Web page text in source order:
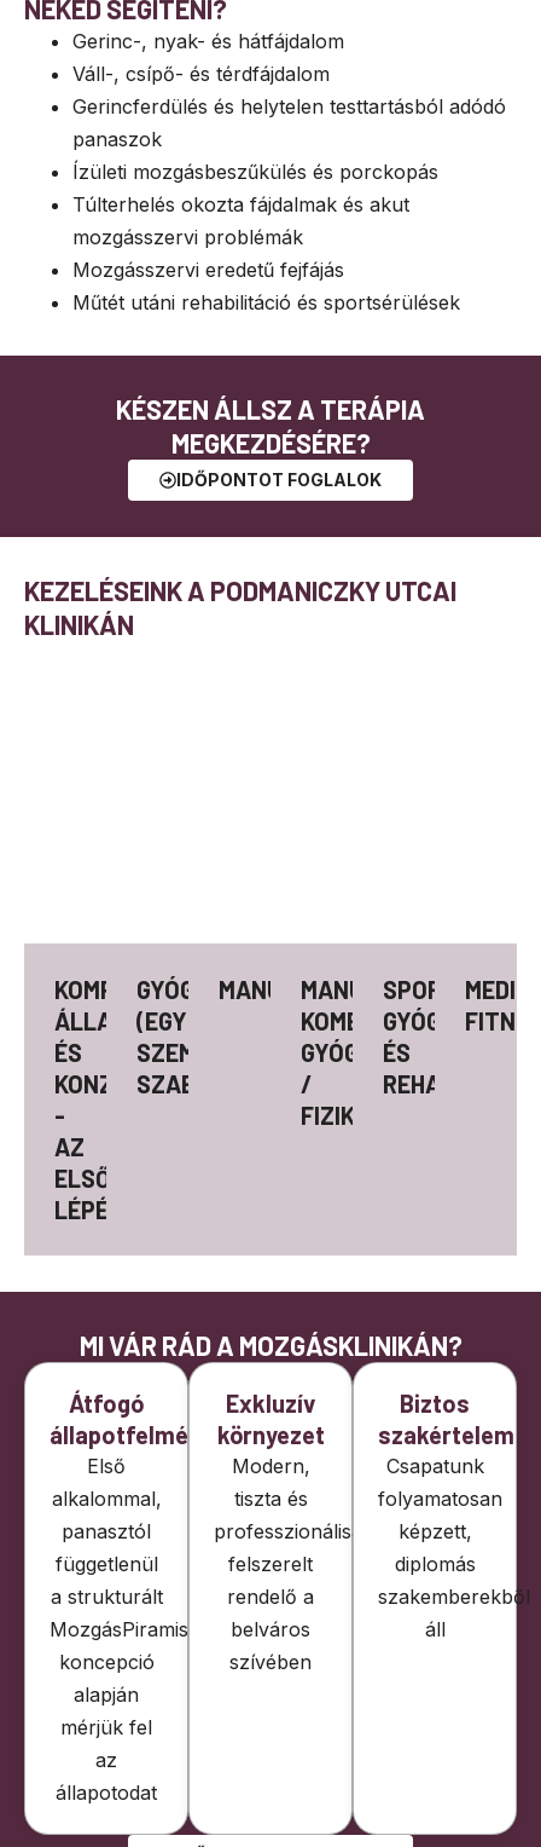
NEKED SEGÍTENI?
Gerinc-, nyak- és hátfájdalom
Váll-, csípő- és térdfájdalom
Gerincferdülés és helytelen testtartásból adódó
panaszok
Ízületi mozgásbeszűkülés és porckopás
Túlterhelés okozta fájdalmak és akut
mozgásszervi problémák
Mozgásszervi eredetű fejfájás
Műtét utáni rehabilitáció és sportsérülések
KÉSZEN ÁLLSZ A TERÁPIA
MEGKEZDÉSÉRE?
IDŐPONTOT FOGLALOK
KEZELÉSEINK A PODMANICZKY UTCAI
KLINIKÁN
KOMPLEX
ÁLLAPOTFELMÉRÉS
ÉS
KONZULTÁCIÓ
-
AZ
ELSŐ
LÉPÉS
GYÓGYTORNA
(EGYÉNI,
SZEMÉLYRE
SZABOTT)
MANUÁLTERÁPIA
MANUÁLTERÁPIÁVAL
KOMBINÁLT
GYÓGYTORNA
/
FIZIKOTERÁPIA
GYÓGYTORNA
ÉS
MI VÁR RÁD A MOZGÁSKLINIKÁN?
Átfogó
állapotfelmérés
Első
alkalommal,
panasztól
függetlenül
a strukturált
MozgásPiramis®
koncepció
alapján
mérjük fel
az
állapotodat
Exkluzív
környezet
Modern,
tiszta és
professzionálisan
felszerelt
rendelő a
belváros
szívében
Biztos
szakértelem
Csapatunk
folyamatosan
képzett,
diplomás
szakemberekből
áll